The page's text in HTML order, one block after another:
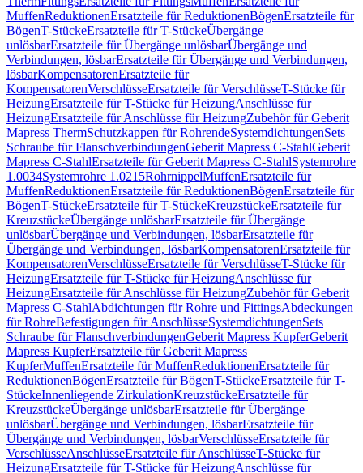
MuffenReduktionenErsatzteile für ReduktionenBögenErsatzteile für
BögenT-StückeErsatzteile für T-StückeÜbergänge
unlösbarErsatzteile für Übergänge unlösbarÜbergänge und
Verbindungen, lösbarErsatzteile für Übergänge und Verbindungen,
lösbarKompensatorenErsatzteile für
KompensatorenVerschlüsseErsatzteile für VerschlüsseT-Stücke für
HeizungErsatzteile für T-Stücke für HeizungAnschlüsse für
HeizungErsatzteile für Anschlüsse für HeizungZubehör für Geberit
Mapress ThermSchutzkappen für RohrendeSystemdichtungenSets
Schraube für FlanschverbindungenGeberit Mapress C-StahlGeberit
Mapress C-StahlErsatzteile für Geberit Mapress C-StahlSystemrohre
1.0034Systemrohre 1.0215RohrnippelMuffenErsatzteile für
MuffenReduktionenErsatzteile für ReduktionenBögenErsatzteile für
BögenT-StückeErsatzteile für T-StückeKreuzstückeErsatzteile für
KreuzstückeÜbergänge unlösbarErsatzteile für Übergänge
unlösbarÜbergänge und Verbindungen, lösbarErsatzteile für
Übergänge und Verbindungen, lösbarKompensatorenErsatzteile für
KompensatorenVerschlüsseErsatzteile für VerschlüsseT-Stücke für
HeizungErsatzteile für T-Stücke für HeizungAnschlüsse für
HeizungErsatzteile für Anschlüsse für HeizungZubehör für Geberit
Mapress C-StahlAbdichtungen für Rohre und FittingsAbdeckungen
für RohreBefestigungen für AnschlüsseSystemdichtungenSets
Schraube für FlanschverbindungenGeberit Mapress KupferGeberit
Mapress KupferErsatzteile für Geberit Mapress
KupferMuffenErsatzteile für MuffenReduktionenErsatzteile für
ReduktionenBögenErsatzteile für BögenT-StückeErsatzteile für T-
StückeInnenliegende ZirkulationKreuzstückeErsatzteile für
KreuzstückeÜbergänge unlösbarErsatzteile für Übergänge
unlösbarÜbergänge und Verbindungen, lösbarErsatzteile für
Übergänge und Verbindungen, lösbarVerschlüsseErsatzteile für
VerschlüsseAnschlüsseErsatzteile für AnschlüsseT-Stücke für
HeizungErsatzteile für T-Stücke für HeizungAnschlüsse für